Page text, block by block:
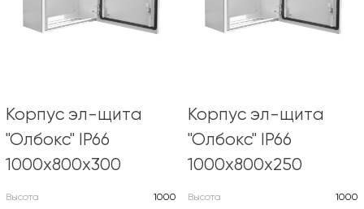
Корпус эл-щита
"Олбокс" IP66
1000х800х300
Высота
1000
Корпус эл-щита
"Олбокс" IP66
1000х800х250
Высота
1000